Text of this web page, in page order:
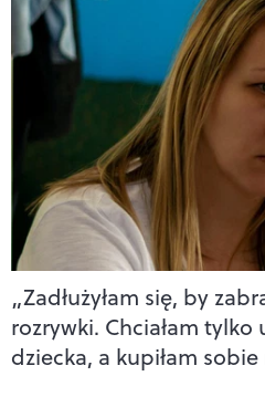
„Zadłużyłam się, by
rozrywki. Chciałam
dziecka, a kupiłam